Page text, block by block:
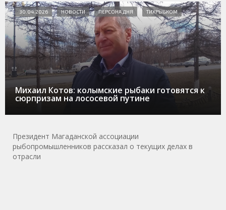
Михаил Котов: колымские рыбаки готовятся к
сюрпризам на лососевой путине
30.04.2026 НОВОСТИ ПЕРСОНА ДНЯ ТИХРЫБКОМ
Президент Магаданской ассоциации
рыбопромышленников рассказал о текущих делах в
отрасли